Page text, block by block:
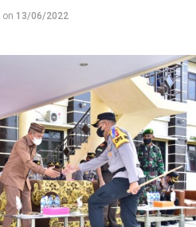
on 13/06/2022